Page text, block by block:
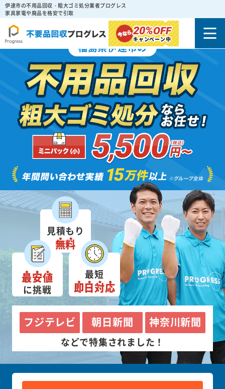
伊達市の不用品回収・粗大ゴミ処分業者プログレス
家具家電や廃品を格安で引取
20%OFF
キャンペーン中
福島県伊達市の
見積もり
無料
最安値
に挑戦
最短
即日対応
フジテレビ 朝日新聞 神奈川新聞
などで特集されました！